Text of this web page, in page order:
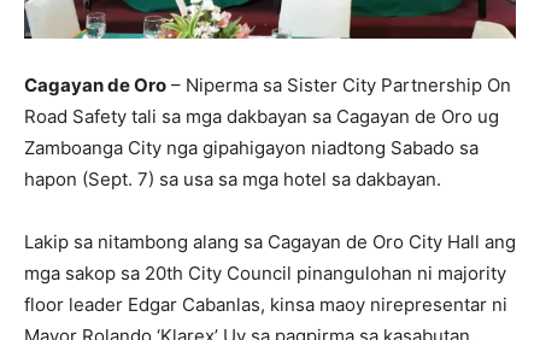
Cagayan de Oro – Niperma sa Sister City Partnership On
Road Safety tali sa mga dakbayan sa Cagayan de Oro ug
Zamboanga City nga gipahigayon niadtong Sabado sa
hapon (Sept. 7) sa usa sa mga hotel sa dakbayan.
Lakip sa nitambong alang sa Cagayan de Oro City Hall ang
mga sakop sa 20th City Council pinangulohan ni majority
floor leader Edgar Cabanlas, kinsa maoy nirepresentar ni